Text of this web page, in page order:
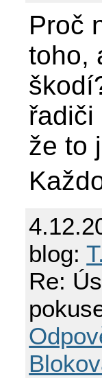
Proč
toho,
řadiči
že to
blog:
Re: